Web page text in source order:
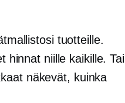
tuotteille.
hinnat niille kaikille. Tai
näkevät, kuinka